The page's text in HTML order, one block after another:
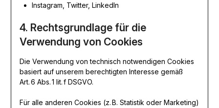
Instagram, Twitter, LinkedIn
4. Rechtsgrundlage für die
Verwendung von Cookies
Die Verwendung von technisch notwendigen Cookies
basiert auf unserem berechtigten Interesse gemäß
Art. 6 Abs. 1 lit. f DSGVO.
Für alle anderen Cookies (z. B. Statistik oder Marketing)